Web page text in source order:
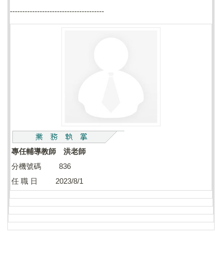
--------------------------------------
專任輔導教師 洪老師
分機號碼 836
任 職 日 2023/8/1